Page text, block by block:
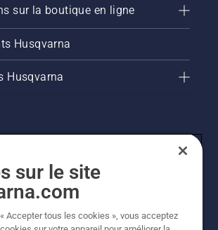
sur la boutique en ligne
Husqvarna
Husqvarna
(publ). Tous droits réservés. Les prix
sur le site
Accepter tous les cookies », vous acceptez